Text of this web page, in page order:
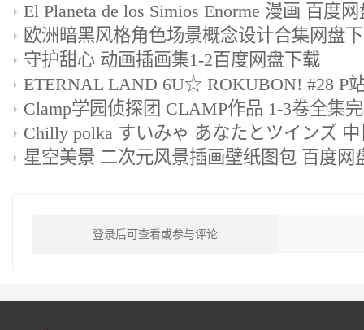
El Planeta de los Simios Enorme 漫画 百度
欧洲暗黑风格角色场景概念设计合集网盘
守护甜心 动画插画集1-2百度网盘下载
星空美景 二次元风景插画壁纸图包 百度网
登录后可查看或参与评论